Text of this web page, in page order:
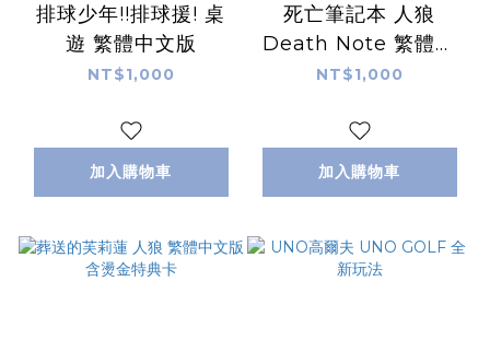
排球少年!!排球援! 桌
遊 繁體中文版
NT$1,000
加入購物車
死亡筆記本 人狼
Death Note 繁體中
文版
NT$1,000
加入購物車